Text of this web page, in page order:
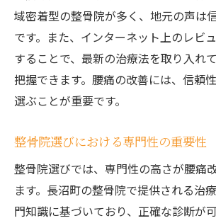
治療効果を最大限に引き出す
整骨院での治療後のセルフケア
治療の効果を持続させるため
整骨院での治療による痛みの
腰痛に悩む方のための整骨院選び
ポイント
整骨院選びで失敗しないた
治療方針の確認が重要な理由
域密着型の整骨院が多く、地元の声は
です。また、インターネット上のレビ
することで、最新の治療法を取り入れ
把握できます。腰痛の改善には、信頼
選ぶことが重要です。
整骨院選びにおける専門性の重要性
整骨院選びでは、専門性の高さが腰痛
ます。長沼町の整骨院で提供される治
門知識に基づいており、正確な診断が